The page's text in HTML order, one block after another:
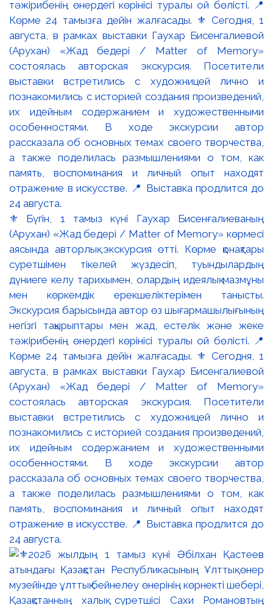
⚜️ Бүгін, 1 тамыз күні Гаухар Бисенғалиеваның
(Арухан) «Жад бедері / Matter of Memory» көрмесі
аясында авторлық экскурсия өтті. Көрме қонақтары
суретшімен тікелей жүздесіп, туындылардың
дүниеге келу тарихымен, олардың идеялық мазмұны
мен көркемдік ерекшеліктерімен танысты.
Экскурсия барысында автор өз шығармашылығының
негізгі тақырыптары мен жад, естелік және жеке
тәжірибенің өнердегі көрінісі туралы ой бөлісті. 📍
Көрме 24 тамызға дейін жалғасады. ⚜️ Сегодня, 1
августа, в рамках выставки Гаухар Бисенгалиевой
(Арухан) «Жад бедері / Matter of Memory»
состоялась авторская экскурсия. Посетители
выставки встретились с художницей лично и
познакомились с историей создания произведений,
их идейным содержанием и художественными
особенностями. В ходе экскурсии автор
рассказала об основных темах своего творчества,
а также поделилась размышлениями о том, как
память, воспоминания и личный опыт находят
отражение в искусстве. 📍 Выставка продлится до
24 августа.